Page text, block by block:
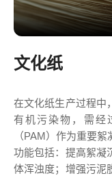
文化纸
在文化纸生产过程中
有机污染物，需经
（PAM）作为重要
功能包括：提高絮凝
体浑浊度；增强污泥